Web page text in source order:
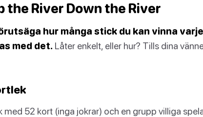
the River Down the River
hur många stick du kan vinna
med det. Låter enkelt, eller hur? Tills dina
med 52 kort (inga jokrar) och en grupp villiga